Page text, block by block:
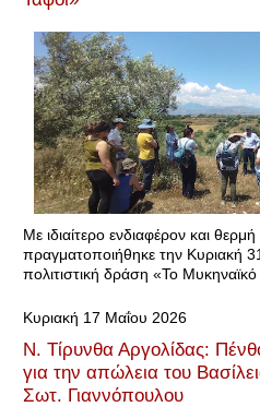
Με ιδιαίτερο ενδιαφέρον και
πραγματοποιήθηκε την Κυριακή
πολιτιστική δράση «Το Μυκηναϊκό
Κυριακή 17 Μαΐου 2026
Ν. Τίρυνθα Αργολίδας:
για την απώλεια του
Σωτ. Γιαννόπουλου